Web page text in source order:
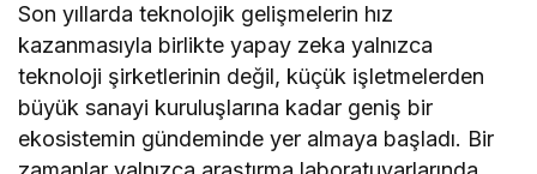
Son yıllarda teknolojik gelişmelerin hız
kazanmasıyla birlikte yapay zeka yalnızca
teknoloji şirketlerinin değil, küçük işletmelerden
büyük sanayi kuruluşlarına kadar geniş bir
ekosistemin gündeminde yer almaya başladı. Bir